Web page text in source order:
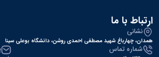
ارتباط با ما
نشانی
همدان، چهارباغ شهید مصطفی احمدی روشن، دانشگاه بوعلی سینا
شماره تماس